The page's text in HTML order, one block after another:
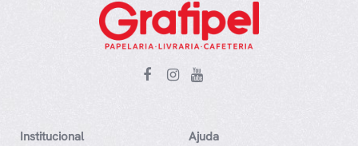
Institucional Ajuda